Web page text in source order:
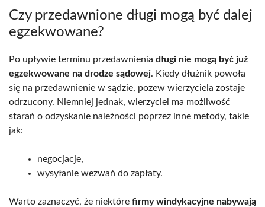
Czy przedawnione długi mogą być dalej
egzekwowane?
Po upływie terminu przedawnienia długi nie mogą być już
egzekwowane na drodze sądowej. Kiedy dłużnik powoła
się na przedawnienie w sądzie, pozew wierzyciela zostaje
odrzucony. Niemniej jednak, wierzyciel ma możliwość
starań o odzyskanie należności poprzez inne metody, takie
jak:
negocjacje,
wysyłanie wezwań do zapłaty.
Warto zaznaczyć, że niektóre firmy windykacyjne nabywają